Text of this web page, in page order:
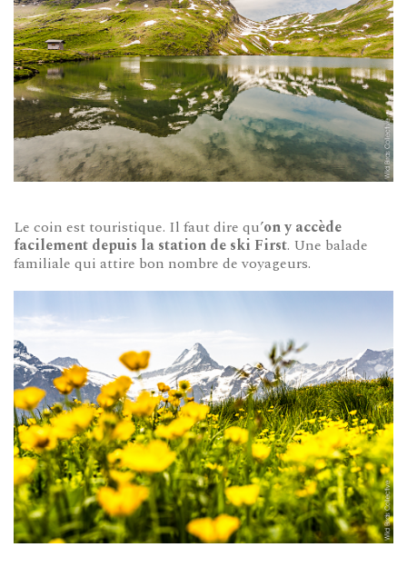
Le coin est touristique. Il faut dire qu’on y accède
facilement depuis la station de ski First. Une balade
familiale qui attire bon nombre de voyageurs.